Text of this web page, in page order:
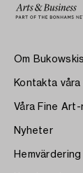
Om Bukowskis
Kontakta
Våra Fine
Nyheter
Hemvärdering